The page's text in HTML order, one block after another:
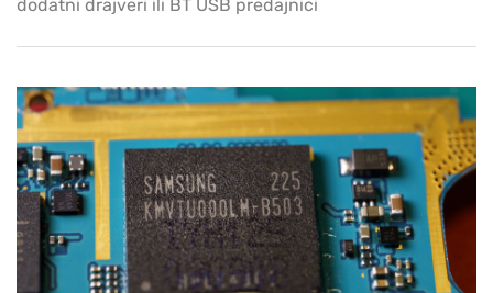
dodatni drajveri ili BT USB predajnici